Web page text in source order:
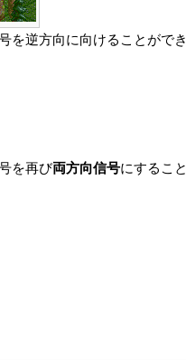
を逆方向に向けることができ
を再び両方向信号にするこ